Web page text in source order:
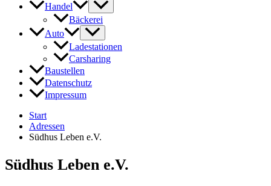
Handel
Bäckerei
Auto
Ladestationen
Carsharing
Baustellen
Datenschutz
Impressum
Start
Adressen
Südhus Leben e.V.
Südhus Leben e.V.